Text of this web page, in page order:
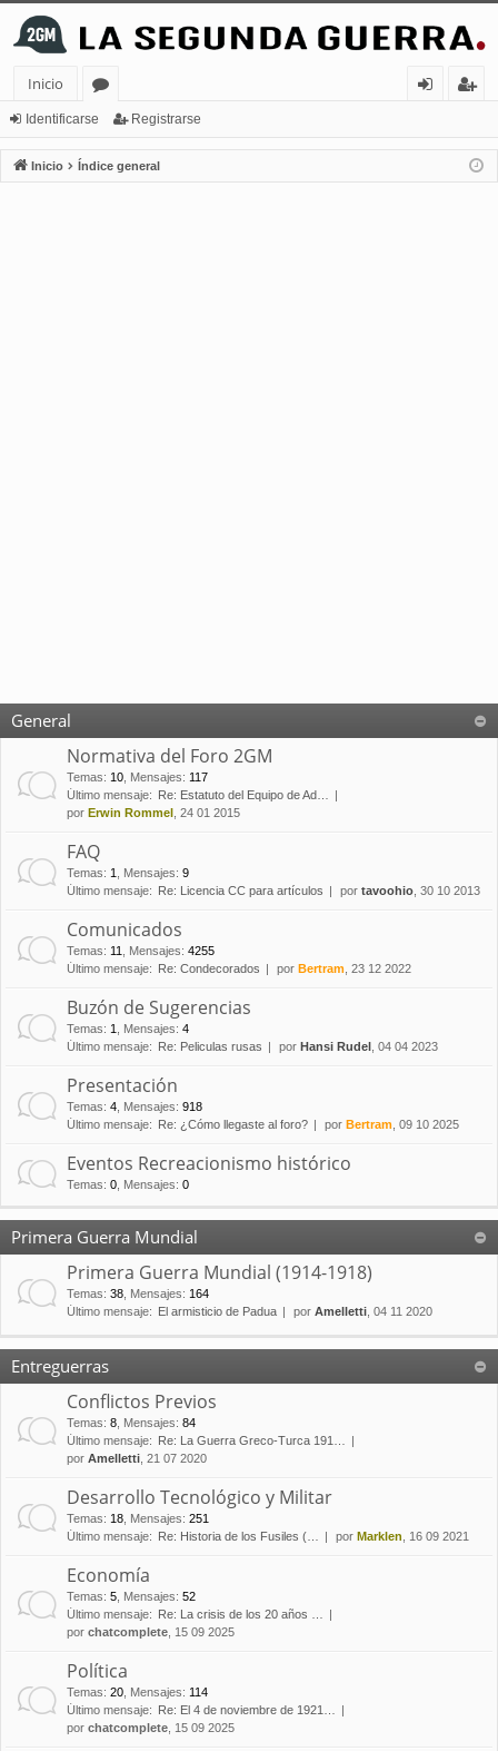
Inicio
or
os
nt
ifi
ist
ra
Identificarse Registrarse
Inicio Índice general
General
Normativa del Foro 2GM
Temas: 10 Mensajes: 117
Último mensaje:
Re: Estatuto del Equipo de Ad…
por Erwin Rommel , 24 01 2015
FAQ
Temas: 1 Mensajes: 9
Último mensaje:
Re: Licencia CC para artículos por tavoohio , 30 10 2013
Comunicados
Temas: 11 Mensajes: 4255
Último mensaje:
Re: Condecorados por Bertram , 23 12 2022
Buzón de Sugerencias
Temas: 1 Mensajes: 4
Último mensaje:
Re: Peliculas rusas por Hansi Rudel , 04 04 2023
Presentación
Temas: 4 Mensajes: 918
Último mensaje:
Re: ¿Cómo llegaste al foro? por Bertram , 09 10 2025
Eventos Recreacionismo histórico
Temas: 0 Mensajes: 0
Primera Guerra Mundial
Primera Guerra Mundial (1914-1918)
Temas: 38 Mensajes: 164
Último mensaje:
El armisticio de Padua por Amelletti , 04 11 2020
Entreguerras
Conflictos Previos
Temas: 8 Mensajes: 84
Último mensaje:
Re: La Guerra Greco-Turca 191…
por Amelletti , 21 07 2020
Desarrollo Tecnológico y Militar
Temas: 18 Mensajes: 251
Último mensaje:
Re: Historia de los Fusiles (… por Marklen , 16 09 2021
Economía
Temas: 5 Mensajes: 52
Último mensaje:
Re: La crisis de los 20 años …
por chatcomplete , 15 09 2025
Política
Temas: 20 Mensajes: 114
Último mensaje:
Re: El 4 de noviembre de 1921…
por chatcomplete , 15 09 2025